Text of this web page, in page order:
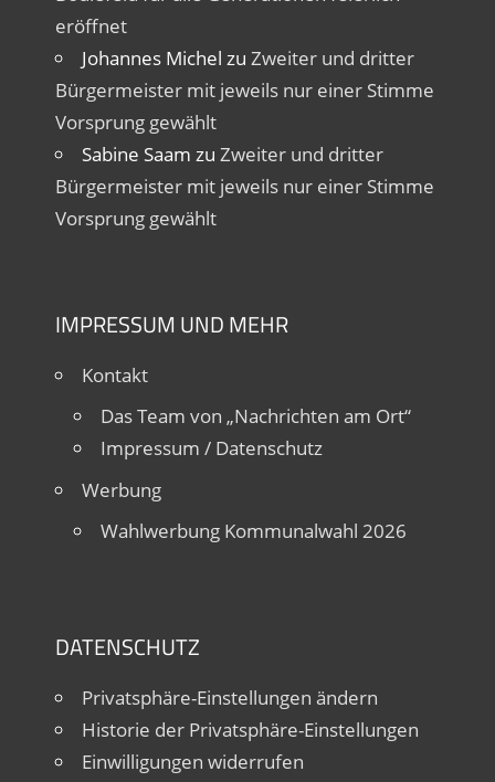
eröffnet
Johannes Michel zu Zweiter und dritter
Bürgermeister mit jeweils nur einer Stimme
Vorsprung gewählt
Sabine Saam zu Zweiter und dritter
Bürgermeister mit jeweils nur einer Stimme
Vorsprung gewählt
IMPRESSUM UND MEHR
Kontakt
Das Team von „Nachrichten am Ort“
Impressum / Datenschutz
Werbung
Wahlwerbung Kommunalwahl 2026
DATENSCHUTZ
Privatsphäre-Einstellungen ändern
Historie der Privatsphäre-Einstellungen
Einwilligungen widerrufen